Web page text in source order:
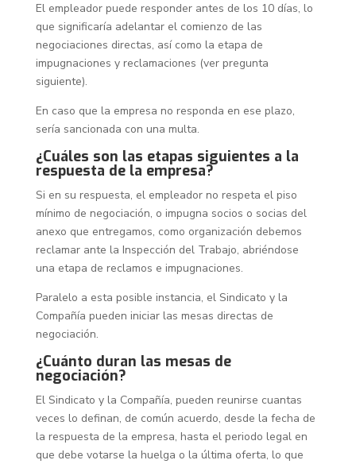
El empleador puede responder antes de los 10 días, lo
que significaría adelantar el comienzo de las
negociaciones directas, así como la etapa de
impugnaciones y reclamaciones (ver pregunta
siguiente).
En caso que la empresa no responda en ese plazo,
sería sancionada con una multa.
¿Cuáles son las etapas siguientes a la
respuesta de la empresa?
Si en su respuesta, el empleador no respeta el piso
mínimo de negociación, o impugna socios o socias del
anexo que entregamos, como organización debemos
reclamar ante la Inspección del Trabajo, abriéndose
una etapa de reclamos e impugnaciones.
Paralelo a esta posible instancia, el Sindicato y la
Compañía pueden iniciar las mesas directas de
negociación.
¿Cuánto duran las mesas de
negociación?
El Sindicato y la Compañía, pueden reunirse cuantas
veces lo definan, de común acuerdo, desde la fecha de
la respuesta de la empresa, hasta el periodo legal en
que debe votarse la huelga o la última oferta, lo que